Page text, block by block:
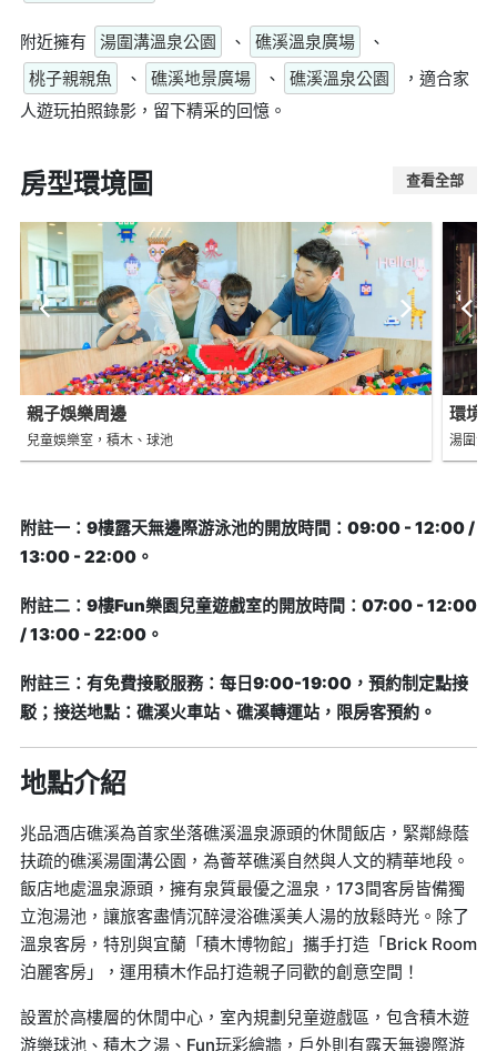
附近擁有 湯圍溝溫泉公園 、 礁溪溫泉廣場
、
桃子親親魚
、 礁溪地景廣場 、 礁溪溫泉公園
，適合家
人遊玩拍照錄影，留下精采的回憶。
房型環境圖 查看全部
親子娛樂周邊
兒童娛樂室，積木、球池
環境
湯圍溝
附註一：9樓露天無邊際游泳池的開放時間：09:00 - 12:00 /
13:00 - 22:00。
附註二：9樓Fun樂園兒童遊戲室的開放時間：07:00 - 12:00
/ 13:00 - 22:00。
附註三：有免費接駁服務：每日9:00-19:00，預約制定點接
駁；接送地點：礁溪火車站、礁溪轉運站，限房客預約。
地點介紹
兆品酒店礁溪為首家坐落礁溪溫泉源頭的休閒飯店，緊鄰綠蔭
扶疏的礁溪湯圍溝公園，為薈萃礁溪自然與人文的精華地段。
飯店地處溫泉源頭，擁有泉質最優之溫泉，173間客房皆備獨
立泡湯池，讓旅客盡情沉醉浸浴礁溪美人湯的放鬆時光。除了
溫泉客房，特別與宜蘭「積木博物館」攜手打造「Brick Room
泊麗客房」，運用積木作品打造親子同歡的創意空間！
設置於高樓層的休閒中心，室內規劃兒童遊戲區，包含積木遊
游樂球池、積木之湯、Fun玩彩繪牆，戶外則有露天無邊際游